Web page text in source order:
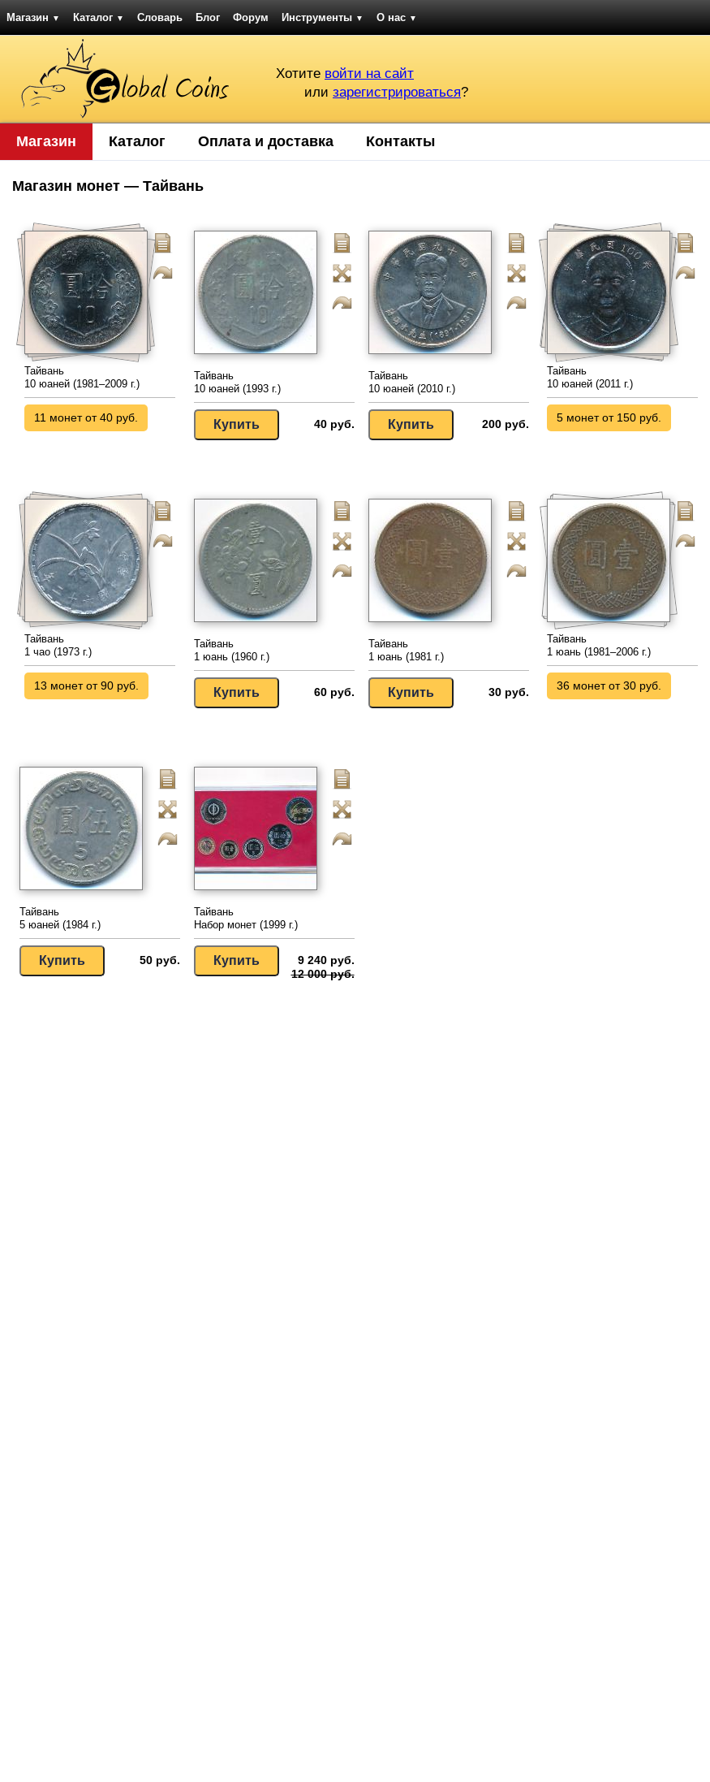
Магазин ▼ Каталог ▼ Словарь Блог Форум Инструменты ▼ О нас ▼
Хотите войти на сайт
или зарегистрироваться?
Магазин Каталог Оплата и доставка Контакты
Магазин монет — Тайвань
Тайвань
10 юаней (1981–2009 г.)
11 монет от 40 руб.
Тайвань
10 юаней (1993 г.)
40 руб.
Тайвань
10 юаней (2010 г.)
200 руб.
Тайвань
10 юаней (2011 г.)
5 монет от 150 руб.
Тайвань
1 чао (1973 г.)
13 монет от 90 руб.
Тайвань
1 юань (1960 г.)
60 руб.
Тайвань
1 юань (1981 г.)
30 руб.
Тайвань
1 юань (1981–2006 г.)
36 монет от 30 руб.
Тайвань
5 юаней (1984 г.)
50 руб.
Тайвань
Набор монет (1999 г.)
9 240 руб.
12 000 руб.